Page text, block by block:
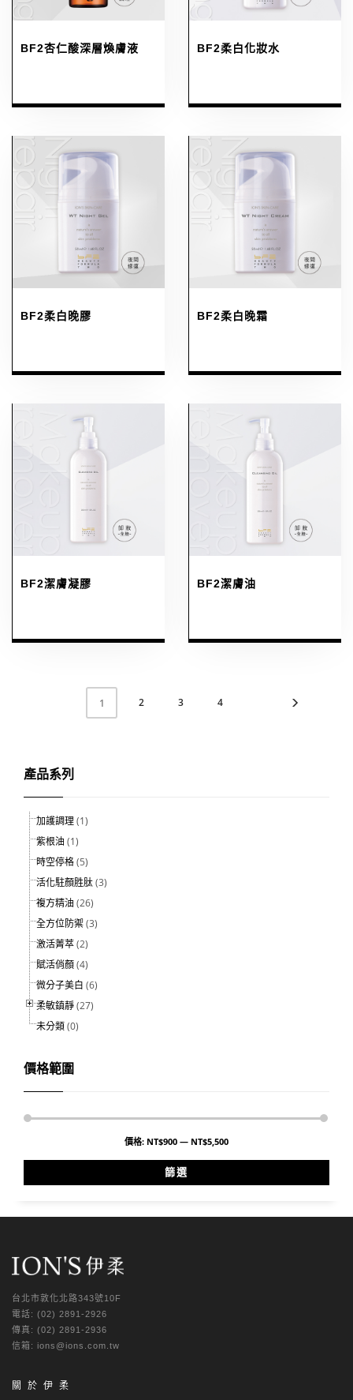
BF2杏仁酸深層煥膚液 BF2柔白化妝水
BF2柔白晚膠 BF2柔白晚霜
BF2潔膚凝膠 BF2潔膚油
1 2 3 4
產品系列
加護調理(1)
紫根油 (1)
時空停格(5)
活化駐顏胜肽(3)
複方精油 (26)
全方位防禦(3)
激活菁萃(2)
賦活俏顏(4)
微分子美白 (6)
柔敏鎮靜(27)
未分類(0)
價格範圍
篩選
價格: NT$900 — NT$5,500
台北市敦化北路343號10F
電話: (02) 2891-2926
傳真: (02) 2891-2936
信箱: ions@ions.com.tw
關於伊柔